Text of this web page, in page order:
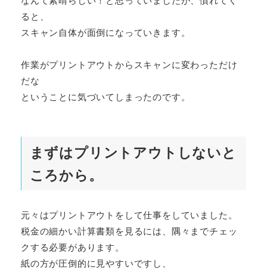
ると、
スキャン自体が面倒になっていきます。
作業がプリントアウトからスキャンに変わっただけ
だな
ということに気づいてしまったのです。
まずはプリントアウトしないと
ころから。
元々はプリントアウトをして仕事をしていました。
税金の細かい計算書類を見るには、隅々までチェッ
クする必要があります。
紙の方が圧倒的に見やすいですし、